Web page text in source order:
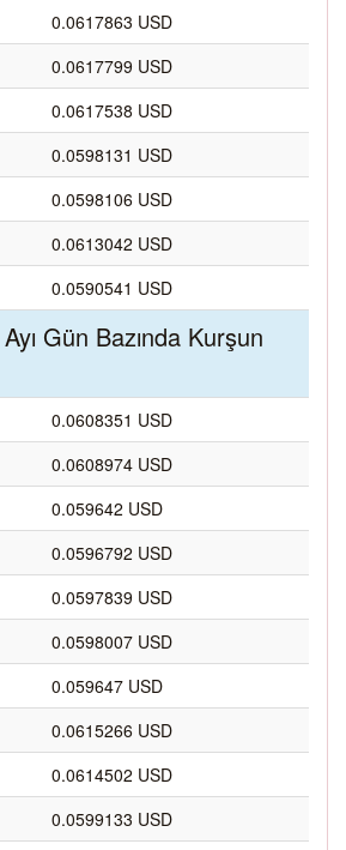
0.0617863 USD
0.0617799 USD
0.0617538 USD
0.0598131 USD
0.0598106 USD
0.0613042 USD
0.0590541 USD
Gün Bazında Kurşun
0.0608351 USD
0.0608974 USD
0.059642 USD
0.0596792 USD
0.0597839 USD
0.0598007 USD
0.059647 USD
0.0615266 USD
0.0614502 USD
0.0599133 USD